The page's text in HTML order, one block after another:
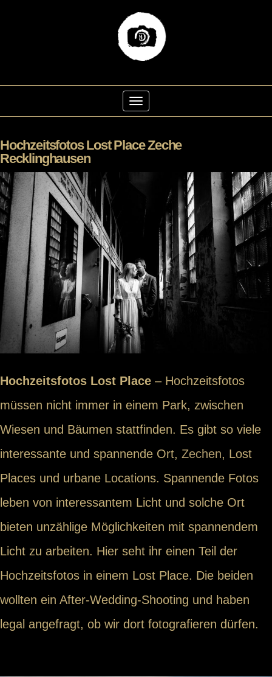
content
Toggle Navigation
Hochzeitsfotos Lost Place Zeche
Recklinghausen
Hochzeitsfotos Lost Place – Hochzeitsfotos
müssen nicht immer in einem Park, zwischen
Wiesen und Bäumen stattfinden. Es gibt so viele
interessante und spannende Ort, Zechen, Lost
Places und urbane Locations. Spannende Fotos
leben von interessantem Licht und solche Ort
bieten unzählige Möglichkeiten mit spannendem
Licht zu arbeiten. Hier seht ihr einen Teil der
Hochzeitsfotos in einem Lost Place. Die beiden
wollten ein After-Wedding-Shooting und haben
legal angefragt, ob wir dort fotografieren dürfen.